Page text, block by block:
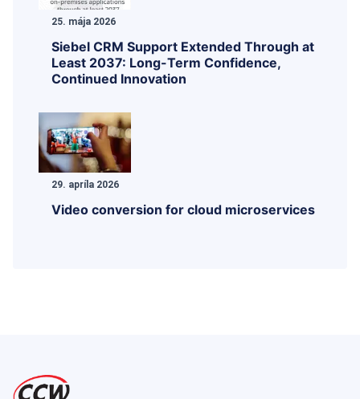
25. mája 2026
Siebel CRM Support Extended Through at
Least 2037: Long-Term Confidence,
Continued Innovation
29. apríla 2026
Video conversion for cloud microservices